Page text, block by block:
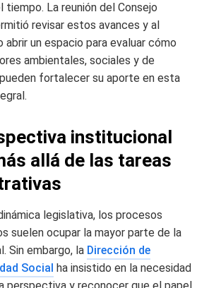
tiempo. La reunión del Consejo
revisar estos avances y al
abrir un espacio para evaluar cómo
ambientales, sociales y de
fortalecer su aporte en esta
institucional
allá de las tareas
legislativa, los procesos
suelen ocupar la mayor parte de la
Sin embargo, la Dirección de
Social ha insistido en la necesidad